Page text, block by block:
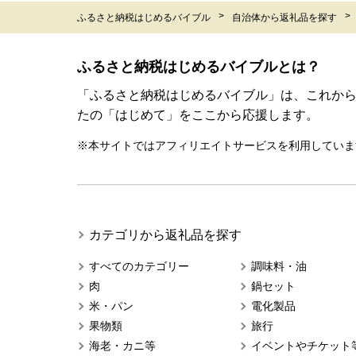
ふるさと納税はじめるバイブル 自治体から返礼品を探す
ふるさと納税はじめるバイブルとは？
「ふるさと納税はじめるバイブル」は、これ
たの「はじめて」をここから応援します。
※本サイトではアフィリエイトサービスを利用してい
カテゴリから返礼品を探す
すべてのカテゴリー
肉
米・パン
果物類
海老・カニ等
調味料・油
鍋セット
電化製品
旅行
イベントやチケット